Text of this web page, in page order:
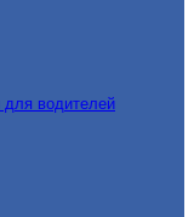
для водителей